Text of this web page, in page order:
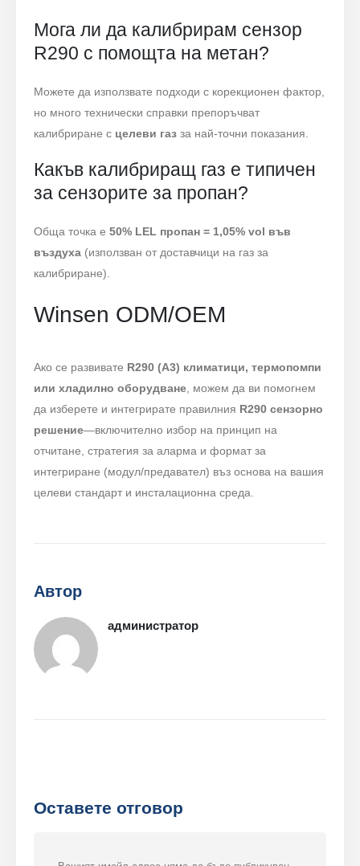
Мога ли да калибрирам сензор
R290 с помощта на метан?
Можете да използвате подходи с корекционен фактор,
но много технически справки препоръчват
калибриране с целеви газ за най-точни показания.
Какъв калибриращ газ е типичен
за сензорите за пропан?
Обща точка е50% LEL пропан = 1,05% vol във
въздуха (използван от доставчици на газ за
калибриране).
Winsen ODM/OEM
Ако се развивате R290 (A3) климатици, термопомпи
или хладилно оборудване , можем да ви помогнем
да изберете и интегрирате правилния R290 сензорно
решение—включително избор на принцип на
отчитане, стратегия за аларма и формат за
интегриране (модул/предавател) въз основа на вашия
целеви стандарт и инсталационна среда.
Автор
администратор
Оставете отговор
Адрес: No.299 Jinsuo Road, Национална високотехнологична зона,
Zhengzhou
: 0086-371-67169097
Имейл:cece@winsensor.com
WeChat WhatsApp